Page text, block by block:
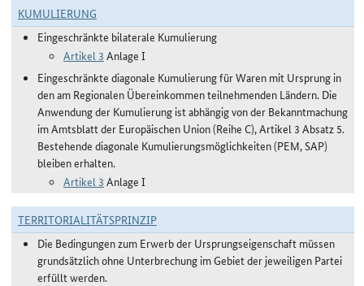
KUMULIERUNG
Eingeschränkte bilaterale Kumulierung
Artikel 3 Anlage I
Eingeschränkte diagonale Kumulierung für Waren mit Ursprung in
den am Regionalen Übereinkommen teilnehmenden Ländern. Die
Anwendung der Kumulierung ist abhängig von der Bekanntmachung
im Amtsblatt der Europäischen Union (Reihe C), Artikel 3 Absatz 5.
Bestehende diagonale Kumulierungsmöglichkeiten (PEM, SAP)
bleiben erhalten.
Artikel 3 Anlage I
TERRITORIALITÄTSPRINZIP
Die Bedingungen zum Erwerb der Ursprungseigenschaft müssen
grundsätzlich ohne Unterbrechung im Gebiet der jeweiligen Partei
erfüllt werden.